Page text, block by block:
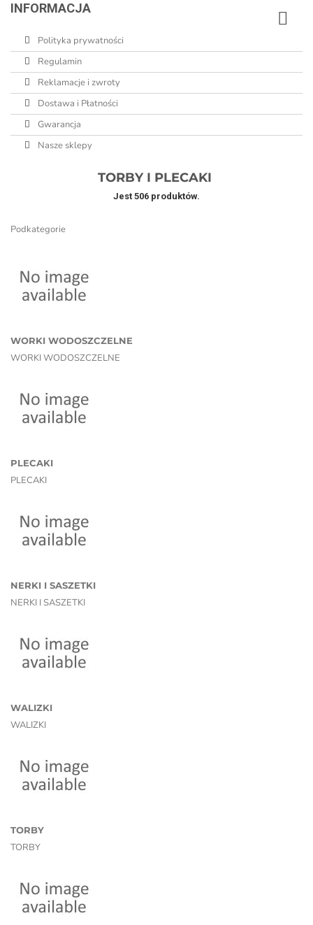
INFORMACJA
Polityka prywatności
Regulamin
Reklamacje i zwroty
Dostawa i Płatności
Gwarancja
Nasze sklepy
TORBY I PLECAKI
Jest 506 produktów.
Podkategorie
WORKI WODOSZCZELNE
WORKI WODOSZCZELNE
PLECAKI
PLECAKI
NERKI I SASZETKI
NERKI I SASZETKI
WALIZKI
WALIZKI
TORBY
TORBY